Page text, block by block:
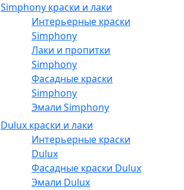
Simphony краски и лаки
Интерьерные краски
Simphony
Лаки и пропитки
Simphony
Фасадные краски
Simphony
Эмали Simphony
Dulux краски и лаки
Интерьерные краски
Dulux
Фасадные краски Dulux
Эмали Dulux